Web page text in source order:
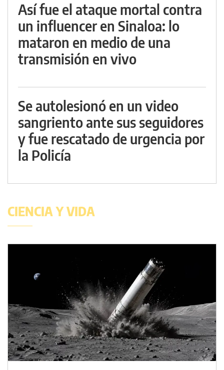
Así fue el ataque mortal contra
un influencer en Sinaloa: lo
mataron en medio de una
transmisión en vivo
Se autolesionó en un video
sangriento ante sus seguidores
y fue rescatado de urgencia por
la Policía
CIENCIA Y VIDA